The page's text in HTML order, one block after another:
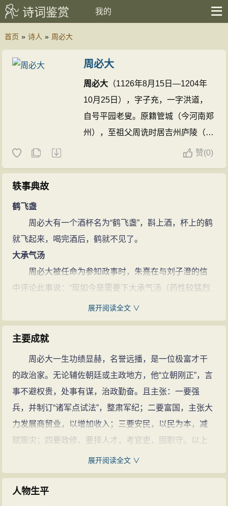
诗词鉴赏 我的
首页 » 诗人 » 周必大
周必大
周必大 （1126年8月15日—1204年
10月25日），字子充，一字洪道，
自号平园老叟。原籍管城（今河南郑
州），至祖父周诜时居吉州庐陵（今
江西省吉安县永和镇周家村）。南宋
赞(0)
轶事典故
鹤飞盏
周必大有一个酒杯名为“鹤飞盏”，斟上酒，杯上的鹤
就飞起来，喝完酒后，鹤就不见了。
大承气汤
周必大被任命为参知政事时，朱熹在与刘子澄的信
中评论此事说：“现如今是需要下大承气汤（药性较猛烈
的泻药）的症状，他（孝宗）却下四君子汤（药性柔和
缓慢的补药，此指周必大）。虽然不会造成危害，恐怕
对病情也没有好处！”
貌类温公
据记载，周必大身材高大而脸庞清瘦，样貌如同野
鹤。他在翰林院任职多年多年。孝宗在一天退朝空闲
时，感叹说：“好一个宰相！只是怕他福薄。”一个老宦官
在孝宗身边说：“官家（对皇帝称呼）所感叹的，难道不
是周必大吗？臣观察司马光的画像，也像周必大一样清
平宰相，参与并闻知禅让盛事，晚年出镇长沙，退休后
展开阅读全文 ∨
主要成就
周必大一生功绩显赫，名誉远播，是一位极富才干
的政治家。无论辅佐朝廷或主政地方，他“立朝刚正”，言
事不避权贵，处事有谋，治政勤奋。且主张：一要强
兵，并制订“诸军点试法”，整肃军纪；二要富国，主张大
力发展商贸业，以增加收入；三要安民，以民为本，减
赋赈灾；四要政修，要择人才，考官吏，固职守。以上
作为皆表现了周必大作为一个政治家的远见卓识，且终
其一生，始终秉持刚正不阿，清廉执政，爱国爱民的作
风。
展开阅读全文 ∨
人物生平